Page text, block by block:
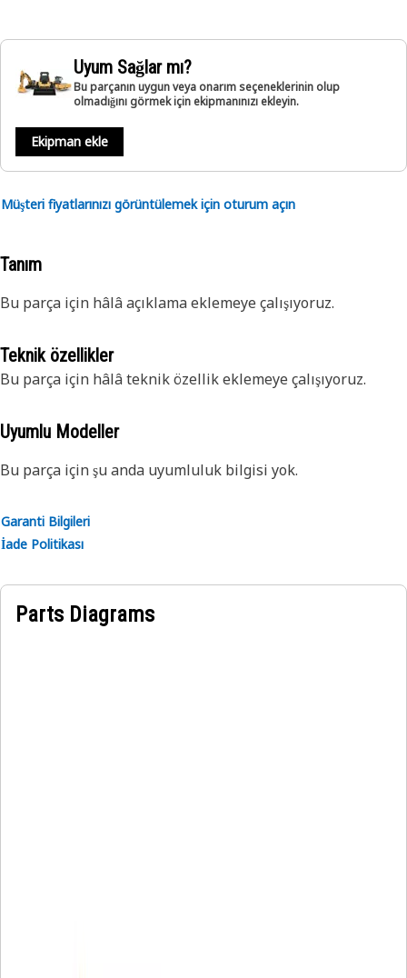
Uyum Sağlar mı?
Bu parçanın uygun veya onarım seçeneklerinin olup
olmadığını görmek için ekipmanınızı ekleyin.
Ekipman ekle
Müşteri fiyatlarınızı görüntülemek için oturum açın
Tanım
Bu parça için hâlâ açıklama eklemeye çalışıyoruz.
Teknik özellikler
Bu parça için hâlâ teknik özellik eklemeye çalışıyoruz.
Uyumlu Modeller
Bu parça için şu anda uyumluluk bilgisi yok.
Garanti Bilgileri
İade Politikası
Parts Diagrams